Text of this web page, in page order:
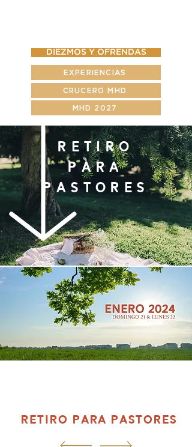
DIEZMOS Y OFRENDAS
EXPERIENCIAS
CRUCERO MHD
MHD 2027
RETIRO
PARA
PASTORES
RETIRO PARA PASTORES